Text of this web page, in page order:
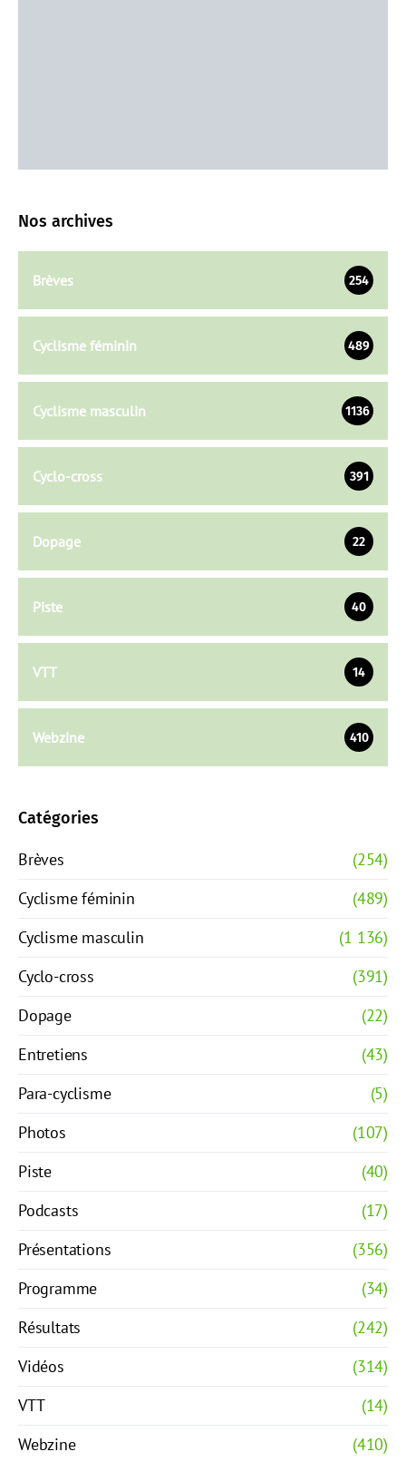
Nos archives
Brèves 254
Cyclisme féminin 489
Cyclisme masculin 1136
Cyclo-cross 391
Dopage 22
Piste 40
VTT 14
Webzine 410
Catégories
Brèves
(254)
Cyclisme féminin
(489)
Cyclisme masculin
(1 136)
Cyclo-cross
(391)
Dopage
(22)
Entretiens
(43)
Para-cyclisme
(5)
Photos
(107)
Piste
(40)
Podcasts
(17)
Présentations
(356)
Programme
(34)
Résultats
(242)
Vidéos
(314)
VTT
(14)
Webzine
(410)